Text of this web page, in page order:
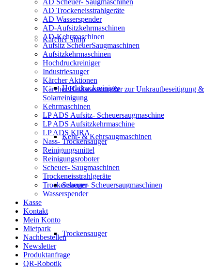
Kärcher Shop
Hochdruckreiniger
Kehr- & Kehrsaugmaschinen
Scheuer- Scheuersaugmaschinen
Trockensauger
AD Scheuer- Saugmaschinen
AD Trockeneisstrahlgeräte
AD Wasserspender
AD-Aufsitzkehrmaschinen
AD-Kehrmaschinen
Aufsitz ScheuerSaugmaschinen
Aufsitzkehrmaschinen
Hochdruckreiniger
Industriesauger
Kärcher Aktionen
Kärcher Heißwassertrailer zur Unkrautbeseitigung &
Solarreinigung
Kehrmaschinen
LP ADS Aufsitz- Scheuersaugmaschine
LP ADS Aufsitzkehrmaschine
LP ADS KIRA
Nass- Trockensauger
Reinigungsmittel
Reinigungsroboter
Scheuer- Saugmaschinen
Trockeneisstrahlgeräte
Trockensauger
Wasserspender
Kasse
Kontakt
Mein Konto
Mietpark
Nachbestellen
Newsletter
Produktanfrage
QR-Robotik